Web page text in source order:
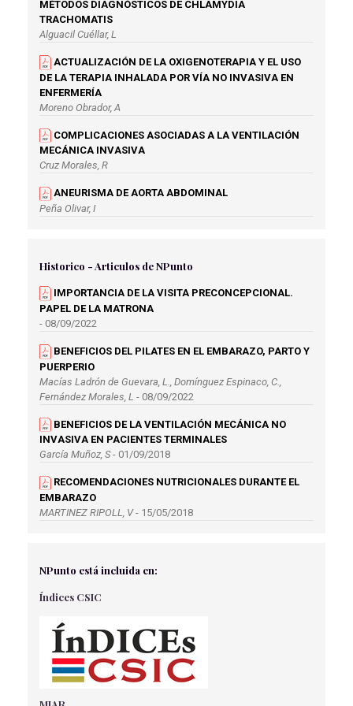
MÉTODOS DIAGNÓSTICOS DE CHLAMYDIA
TRACHOMATIS
Alguacil Cuéllar, L
ACTUALIZACIÓN DE LA OXIGENOTERAPIA Y EL USO
DE LA TERAPIA INHALADA POR VÍA NO INVASIVA EN
ENFERMERÍA
Moreno Obrador, A
COMPLICACIONES ASOCIADAS A LA VENTILACIÓN
MECÁNICA INVASIVA
Cruz Morales, R
ANEURISMA DE AORTA ABDOMINAL
Peña Olivar, I
Fernández García, G
CASO CLÍNICO - TERAPIA CON LUTECIO 177
Historico - Articulos de NPunto
IMPORTANCIA DE LA VISITA PRECONCEPCIONAL.
PAPEL DE LA MATRONA
- 08/09/2022
BENEFICIOS DEL PILATES EN EL EMBARAZO, PARTO Y
PUERPERIO
Macías Ladrón de Guevara, L., Domínguez Espinaco, C.,
Fernández Morales, L - 08/09/2022
BENEFICIOS DE LA VENTILACIÓN MECÁNICA NO
INVASIVA EN PACIENTES TERMINALES
García Muñoz, S- 01/09/2018
RECOMENDACIONES NUTRICIONALES DURANTE EL
EMBARAZO
MARTINEZ RIPOLL, V- 15/05/2018
Villalon Rivero, M- 15/05/2018
MANEJO Y CONTROL DEL DOLOR EN UNIDADES DE
García Álvarez, P - 25/10/2021
FRACTURA DE COLLES DERECHA TRAS CAÍDA
ACCIDENTAL EN VÍA PÚBLICA.
NPunto está incluida en:
Índices CSIC